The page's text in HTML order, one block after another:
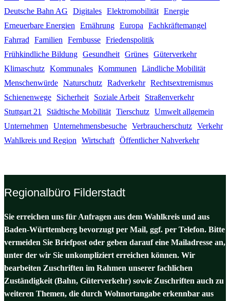
Deutsche Bahn AG
Digitales Elektromobilität Energie
Erneuerbare Energien
Ernährung Europa
Fachkräftemangel
Fahrrad
Familien Fernbusse Friedenspolitik
Frühkindliche Bildung Gesundheit Grünes Güterverkehr
Klimaschutz Kommunales Kommunen
Ländliche Mobilität
Menschenwürde Naturschutz Radverkehr Rechtsextremismus
Schienenwege
Sicherheit Soziale Arbeit
Straßenverkehr
Stuttgart 21
Städtische Mobilität Tierschutz Umwelt allgemein
Unternehmen
Unternehmensbesuche Verbraucherschutz Verkehr
Wahlkreis und Region
Wirtschaft Öffentlicher Nahverkehr
Regionalbüro Filderstadt
Sie erreichen uns für Anfragen aus dem Wahlkreis und aus
Baden-Württemberg bevorzugt per Mail, ggf. per Telefon. Bitte
vermeiden Sie Briefpost oder geben darauf eine Mailadresse an,
unter der wir Sie unkompliziert erreichen können. Wir
bearbeiten Zuschriften im Rahmen unserer fachlichen
Zuständigkeit (Bahn, Güterverkehr) sowie Zuschriften auch zu
weiteren Themen, die durch Wohnortangabe erkennbar aus